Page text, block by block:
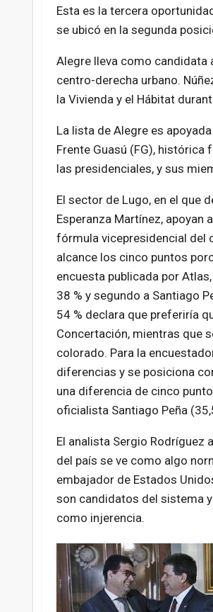
Esta es la tercera
se ubicó en la segunda
Alegre lleva como candidata
centro-derecha urbano.
la Vivienda y el Hábitat
La lista de Alegre es
Frente Guasú (FG), histórica
las presidenciales, y sus
El sector de Lugo, en el que
Esperanza Martínez, apoyan
fórmula vicepresidencial del
alcance los cinco puntos
encuesta publicada por
38 % y segundo a Santiago
54 % declara que preferiría
Concertación, mientras que
colorado. Para la
diferencias y se posiciona
una diferencia de cinco
oficialista Santiago Peña
El analista Sergio Rodríguez
del país se ve como algo
embajador de Estados
son candidatos del sistema
como injerencia.